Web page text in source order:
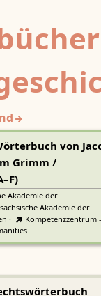
von
Grimm /
Akademie der
Akademie der
·
Kompetenzzentrum -